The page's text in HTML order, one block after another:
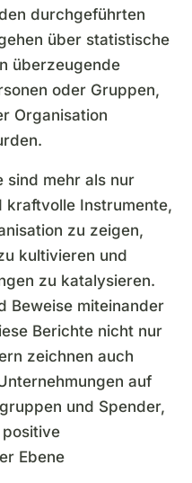
durchgeführten
über statistische
überzeugende
oder Gruppen,
Organisation
mehr als nur
kraftvolle Instrumente,
zu zeigen,
kultivieren und
zu katalysieren.
Beweise miteinander
Berichte nicht nur
zeichnen auch
auf
und Spender,
Ebene